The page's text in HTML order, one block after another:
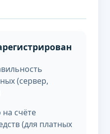
(сервер,
на счёте
(для платных